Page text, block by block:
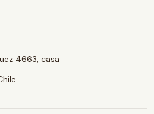
4663, casa